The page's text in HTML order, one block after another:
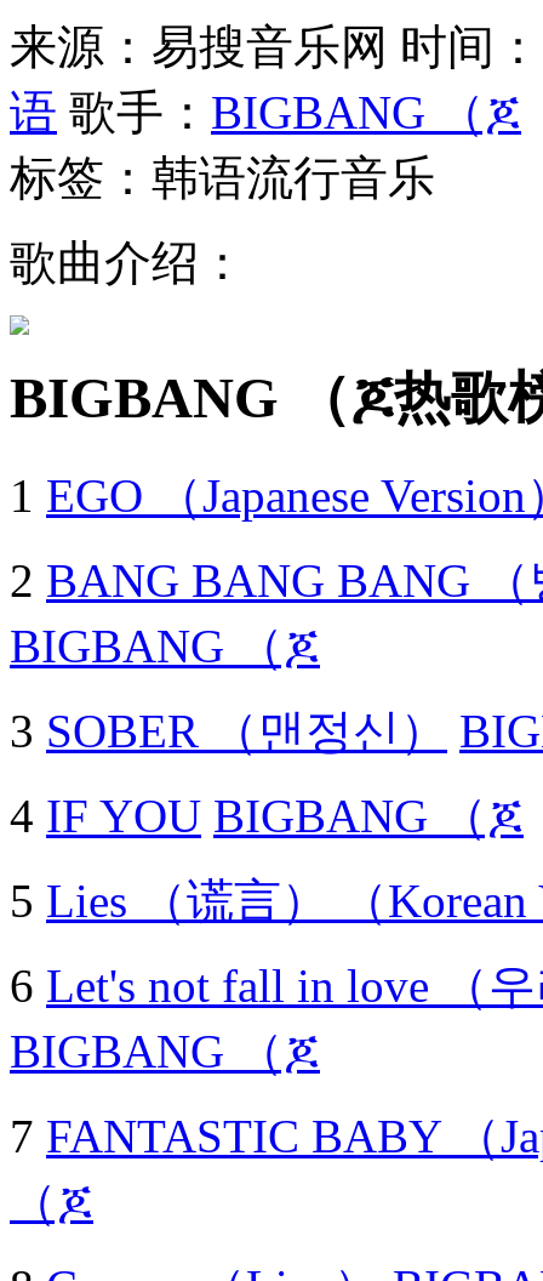
来源：易搜音乐网 时间
语 歌手： BIGBANG （ጆ
标签：韩语流行音乐
歌曲介绍：
BIGBANG （ጆ热歌
1 EGO （Japanese Version
2 BANG BANG BANG
BIGBANG （ጆ
3 SOBER （맨정신）
4 IF YOU BIGBANG （ጆ
5 Lies （谎言） （Korean
6 Let's not fall in love （
BIGBANG （ጆ
7 FANTASTIC BABY （
（ጆ